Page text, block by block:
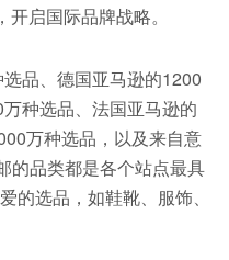
启国际品牌战略。
品、德国亚马逊的1200
种选品、法国亚马逊的
万种选品，以及来自意
的品类都是各个站点最具
的选品，如鞋靴、服饰、